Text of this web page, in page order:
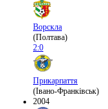
Ворскла
(Полтава)
2:0
Прикарпаття
(Івано-Франківськ)
2004